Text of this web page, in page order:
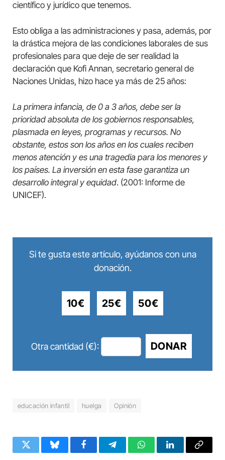
científico y jurídico que tenemos.
Esto obliga a las administraciones y pasa, además, por
la drástica mejora de las condiciones laborales de sus
profesionales para que deje de ser realidad la
declaración que Kofi Annan, secretario general de
Naciones Unidas, hizo hace ya más de 25 años:
La primera infancia, de 0 a 3 años, debe ser la
prioridad absoluta de los gobiernos responsables,
plasmada en leyes, programas y recursos. No
obstante, estos son los años en los cuales reciben
menos atención y es una tragedia para los menores y
los países. La inversión en esta fase garantiza un
desarrollo integral y equidad. (2001: Informe de
UNICEF).
Si te gusta este artículo, ayúdanos con una
donación.
10€ 25€ 50€
Otra cantidad (€): DONAR
educación infantil huelga Opinión
Twitter BlueskyFacebookTelegramWhatsAppLinkedInCopy